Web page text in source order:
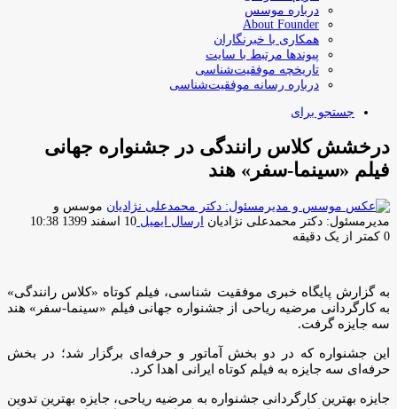
درباره موسس
About Founder
همکاری با خبرنگاران
پیوندها مرتبط با سایت
تاریخچه موفقیت‌شناسی
درباره رسانه موفقیت‌شناسی
جستجو برای
درخشش کلاس رانندگی در جشنواره جهانی
فیلم «سینما-سفر» هند
موسس و
مدیرمسئول: دکتر محمدعلی نژادیان ارسال ایمیل 10 اسفند 1399 10:38
0 کمتر از یک دقیقه
به گزارش پایگاه خبری موفقیت شناسی، فیلم کوتاه «کلاس رانندگی»
به کارگردانی مرضیه ریاحی از جشنواره جهانی فیلم «سینما-سفر» هند
سه جایزه گرفت.
این جشنواره که در دو بخش آماتور و حرفه‌ای برگزار شد؛ در بخش
حرفه‌ای سه جایزه به فیلم کوتاه ایرانی اهدا کرد.
جایزه بهترین کارگردانی جشنواره به مرضیه ریاحی، جایزه بهترین تدوین